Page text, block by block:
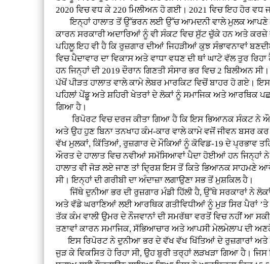
2020 ਵਿਚ ਵਧ ਕੇ 220 ਮਿਲੀਅਨ ਹੋ ਗਈ। 2021 ਵਿਚ ਇਹ ਹੋਰ ਵਧ
ਇਨ੍ਹਾਂ ਹਾਲਾਤ ਤੋਂ ਉੱਭਰਨ ਲਈ ਉੱਚ ਆਮਦਨੀ ਵਾਲੇ ਮੁਲਕ ਆਪਣੇ
ਕਾਰਨ ਸਰਕਾਰੀ ਅਦਾਰਿਆਂ ਨੂੰ ਵੀ ਸੰਕਟ ਵਿਚ ਸੁੱਟ ਚੁੱਕੇ ਹਨ ਅਤੇ
ਪਹਿਲੂ ਇਹ ਵੀ ਹੈ ਕਿ ਰੁਜ਼ਗਾਰ ਦੀਆਂ ਜਿਹੜੀਆਂ ਕੁਝ ਸੰਭਾਵਨਾਵਾਂ
ਵਿਚ ਪੈਦਾਵਾਰ ਦਾ ਵਿਕਾਸ ਅਤੇ ਵਾਧਾ ਵਧਣ ਦੀ ਥਾਂ ਘਾਟੇ ਵੱਲ ਤੁਰ
ਹਨ ਜਿਨ੍ਹਾਂ ਦੀ 2019 ਦੌਰਾਨ ਗਿਣਤੀ ਸੰਸਾਰ ਭਰ ਵਿਚ 2 ਬਿਲੀਅਨ
ਪੱਖੋਂ ਪੀੜਤ ਹਾਲਾਤ ਵਾਲੇ ਕਾਮੇ ਲੇਬਰ ਮਾਰਕਿਟ ਵਿਚੋਂ ਬਾਹਰ ਹੋ ਗਏ।
ਪਹਿਲਾਂ ਪੇਂਡੂ ਅਤੇ ਸ਼ਹਿਰੀ ਖੇਤਰਾਂ ਦੇ ਲੋਕਾਂ ਨੂੰ ਸਮਾਜਿਕ ਅਤੇ ਆਰਥਿਕ
ਗਿਆ ਹੈ।
ਰਿਪੋਰਟ ਵਿਚ ਦਰਜ ਕੀਤਾ ਗਿਆ ਹੈ ਕਿ ਇਸ ਭਿਆਨਕ ਸੰਕਟ ਨੇ
ਅਤੇ ਉਹ ਹੁਣ ਬਿਨਾ ਤਨਖਾਹ ਕੰਮ-ਕਾਰ ਵਾਲੇ ਕਾਮੇ ਵਜੋਂ ਜੀਵਨ ਬਸਰ
ਵੱਖ ਮੁਲਕਾਂ, ਕਿੱਤਿਆਂ, ਰੁਜ਼ਗਾਰ ਦੇ ਮੌਕਿਆਂ ਨੂੰ ਕੋਵਿਡ-19 ਦੇ ਪ੍ਰਭਾਵ
ਔਰਤ ਦੇ ਹਾਲਾਤ ਵਿਚ ਨਵੀਆਂ ਸਮੱਸਿਆਵਾਂ ਪੈਦਾ ਹੋਈਆਂ ਹਨ ਜਿਨ੍ਹਾਂ
ਹਾਲਾਤ ਵੀ ਜੋੜ ਲਏ ਜਾਣ ਤਾਂ ਦ੍ਰਿਸ਼ ਇਸ ਤੋਂ ਕਿਤੇ ਭਿਆਨਕ ਸਾਹਮਣੇ
ਸੀ। ਇਨ੍ਹਾਂ ਦੀ ਗਰੀਬੀ ਦਾ ਅੰਦਾਜ਼ਾ ਲਗਾਉਣਾ ਸਭ ਤੋਂ ਮੁਸ਼ਕਿਲ ਹੈ।
ਜਿੱਥੇ ਦੁਨੀਆ ਭਰ ਦੀ ਰੁਜ਼ਗਾਰ ਮੰਡੀ ਹਿੱਲੀ ਹੈ, ਉੱਥੇ ਸਰਕਾਰਾਂ ਨੇ
ਅਤੇ ਵੱਡੇ ਘਰਾਣਿਆਂ ਲਈ ਆਰਥਿਕ ਗਤੀਵਿਧੀਆਂ ਨੂੰ ਮੁੜ ਸਿਰ ਪੈਰਾਂ ’ਤੇ
ਤੱਕ ਕੰਮ ਵਾਲੀ ਉਮਰ ਦੇ ਨੌਜਵਾਨਾਂ ਦੀ ਸਮਰੱਥਾ ਵਰਤੋਂ ਵਿਚ ਨਹੀਂ ਆ
ਤਣਾਵਾਂ ਕਾਰਨ ਸਮਾਜਿਕ, ਸੱਭਿਆਚਾਰ ਅਤੇ ਆਪਸੀ ਮੇਲਮੇਲਾਪ ਦੀ
ਇਸ ਰਿਪੋਰਟ ਨੇ ਦੁਨੀਆ ਭਰ ਦੇ ਵੱਖ ਵੱਖ ਖਿੱਤਿਆਂ ਦੇ ਰੁਜ਼ਗਾਰਾਂ ਅਤੇ
ਜੁੜ ਕੇ ਵਿਕਸਿਤ ਹੋ ਰਿਹਾ ਸੀ, ਉਹ ਬੁਰੀ ਤਰ੍ਹਾਂ ਲੜਖੜਾ ਗਿਆ ਹੈ।